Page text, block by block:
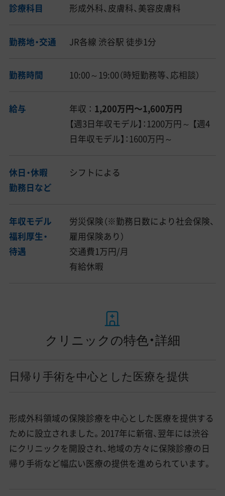
診療科目 形成外科、皮膚科、美容皮膚科
勤務地・交通 JR各線 渋谷駅 徒歩1分
勤務時間 10:00～19:00（時短勤務等、応相談）
給与 年収 ： 1,200万円〜1,600万円
【週3日年収モデル】：1200万円～ 【週4
日年収モデル】：1600万円～
休日・休暇
勤務日など
シフトによる
年収モデル
福利厚生・
待遇
労災保険（※勤務日数により社会保険、
雇用保険あり）
交通費1万円/月
有給休暇
クリニックの特色・詳細
日帰り手術を中心とした医療を提供
形成外科領域の保険診療を中心とした医療を提供する
ために設立されました。2017年に新宿、翌年には渋谷
にクリニックを開設され、地域の方々に保険診療の日
帰り手術など幅広い医療の提供を進められています。